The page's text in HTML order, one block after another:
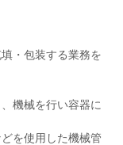
・包装する業務を
機械を行い容器に
を使用した機械管